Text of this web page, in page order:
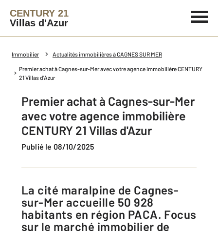
CENTURY 21
Villas d'Azur
Immobilier Actualités immobilières à CAGNES SUR MER
Premier achat à Cagnes-sur-Mer avec votre agence immobilière CENTURY
21 Villas d'Azur
Premier achat à Cagnes-sur-Mer
avec votre agence immobilière
CENTURY 21 Villas d'Azur
Publié le 08/10/2025
La cité maralpine de Cagnes-
sur-Mer accueille 50 928
habitants en région PACA. Focus
sur le marché immobilier de